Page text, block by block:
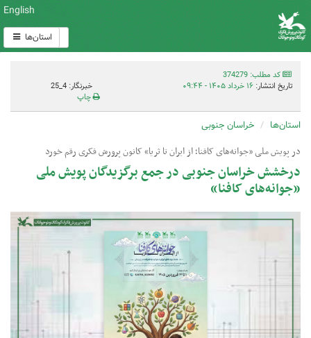
English
استان‌ها
کد مطلب: 374279
تاریخ انتشار: ۱۶ خرداد ۱۴۰۵ - ۰۹:۴۴
خبرنگار: 4_25
چاپ
استان‌ها خراسان جنوبی
در پویش ملی «جوانه‌های کافنا؛ از ایران تا ثریا» کانون پرورش فکری رقم خورد
درخشش خراسان جنوبی در جمع برگزیدگان پویش ملی
«جوانه‌های کافنا»